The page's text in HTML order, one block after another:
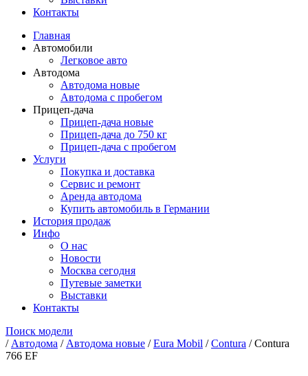
Контакты
Главная
Автомобили
Легковое авто
Автодома
Автодома новые
Автодома с пробегом
Прицеп-дача
Прицеп-дача новые
Прицеп-дача до 750 кг
Прицеп-дача с пробегом
Услуги
Покупка и доставка
Сервис и ремонт
Аренда автодома
Купить автомобиль в Германии
История продаж
Инфо
О нас
Новости
Москва сегодня
Путевые заметки
Выставки
Контакты
Поиск модели
/ Автодома / Автодома новые /Eura Mobil /Contura /Contura
766 EF